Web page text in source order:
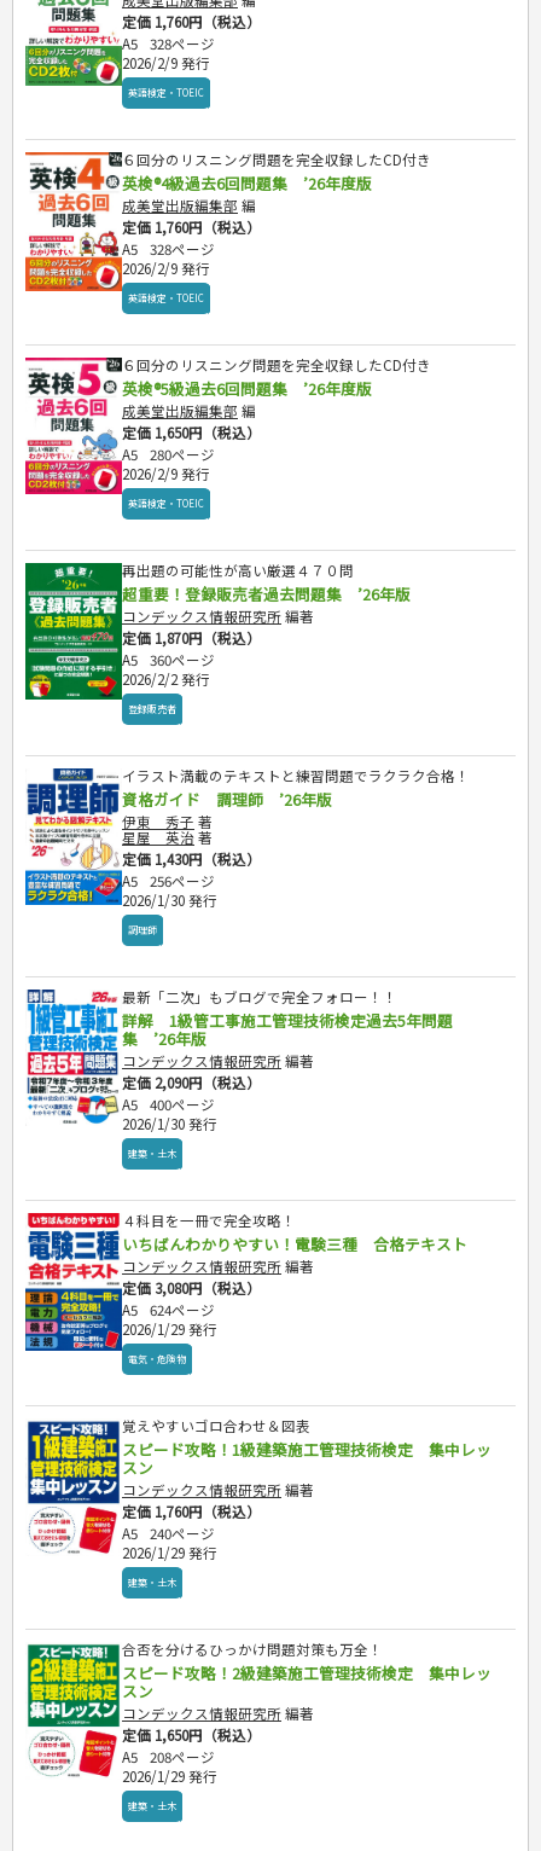
定価 1,760円（税込）
A5
328ページ
2026/2/9 発行
英語検定・TOEIC
６回分のリスニング問題を完全収録したCD付き
英検®4級過去6回問題集 ’26年度版
成美堂出版編集部 編
定価 1,760円（税込）
A5
328ページ
2026/2/9 発行
英語検定・TOEIC
６回分のリスニング問題を完全収録したCD付き
英検®5級過去6回問題集 ’26年度版
成美堂出版編集部 編
定価 1,650円（税込）
A5
280ページ
2026/2/9 発行
英語検定・TOEIC
再出題の可能性が高い厳選４７０問
超重要！登録販売者過去問題集 ’26年版
コンデックス情報研究所編著
定価 1,870円（税込）
A5
360ページ
2026/2/2 発行
登録販売者
イラスト満載のテキストと練習問題でラクラク合格！
資格ガイド 調理師 ’26年版
伊東 秀子 著
星屋 英治著
定価 1,430円（税込）
A5
256ページ
2026/1/30 発行
調理師
最新「二次」もブログで完全フォロー！！
詳解 1級管工事施工管理技術検定過去5年問題
集 ’26年版
コンデックス情報研究所編著
定価 2,090円（税込）
A5
400ページ
2026/1/30 発行
建築・土木
４科目を一冊で完全攻略！
いちばんわかりやすい！電験三種 合格テキスト
コンデックス情報研究所編著
定価 3,080円（税込）
A5
624ページ
2026/1/29 発行
電気・危険物
覚えやすいゴロ合わせ＆図表
スピード攻略！1級建築施工管理技術検定 集中レッ
スン
コンデックス情報研究所編著
定価 1,760円（税込）
A5
240ページ
2026/1/29 発行
建築・土木
合否を分けるひっかけ問題対策も万全！
スピード攻略！2級建築施工管理技術検定 集中レッ
スン
コンデックス情報研究所編著
定価 1,650円（税込）
A5
208ページ
2026/1/29 発行
建築・土木